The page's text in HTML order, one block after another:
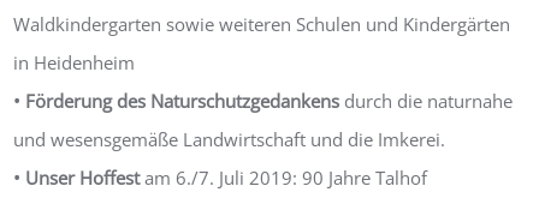
Waldkindergarten sowie weiteren Schulen und Kindergärten
in Heidenheim
• Förderung des Naturschutzgedankens durch die naturnahe
und wesensgemäße Landwirtschaft und die Imkerei.
• Unser Hoffestam 6./7. Juli 2019: 90 Jahre Talhof